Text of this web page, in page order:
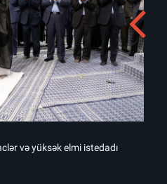
və yüksək elmi istedadı